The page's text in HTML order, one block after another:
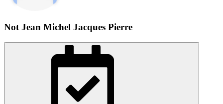
Not Jean Michel Jacques Pierre